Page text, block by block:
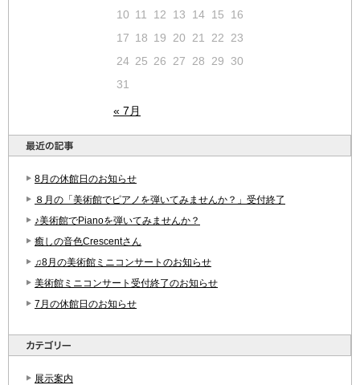
« 7月
10 11 12 13 14 15
16
17 18 19 20 21 22
23
24 25 26 27 28 29
30
31
8月の休館日のお知らせ
８月の「美術館でピアノを弾いてみませんか？」受付終了
♪美術館でPianoを弾いてみませんか？
癒しの音色Crescentさん
♫8月の美術館ミニコンサートのお知らせ
美術館ミニコンサート受付終了のお知らせ
7月の休館日のお知らせ
展示案内